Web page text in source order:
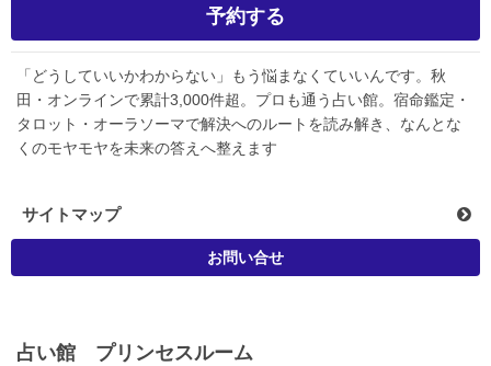
予約する
「どうしていいかわからない」もう悩まなくていいんです。秋
田・オンラインで累計3,000件超。プロも通う占い館。宿命鑑定・
タロット・オーラソーマで解決へのルートを読み解き、なんとな
くのモヤモヤを未来の答えへ整えます
サイトマップ
お問い合せ
占い館 プリンセスルーム